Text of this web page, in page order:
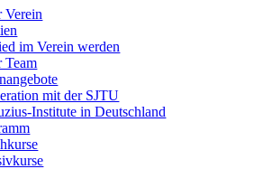
Verein
im Verein werden
Team
mit der SJTU
Institute in Deutschland